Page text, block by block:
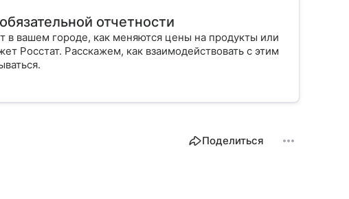
отчетности
в вашем городе, как меняются цены на продукты или
Росстат. Расскажем, как взаимодействовать с этим
Поделиться